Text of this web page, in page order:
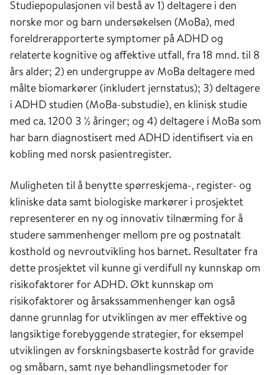
Studiepopulasjonen vil bestå av 1) deltagere i den
norske mor og barn undersøkelsen (MoBa), med
foreldrerapporterte symptomer på ADHD og
relaterte kognitive og affektive utfall, fra 18 mnd. til 8
års alder; 2) en undergruppe av MoBa deltagere med
målte biomarkører (inkludert jernstatus); 3) deltagere
i ADHD studien (MoBa-substudie), en klinisk studie
med ca. 1200 3 ½ åringer; og 4) deltagere i MoBa som
har barn diagnostisert med ADHD identifisert via en
kobling med norsk pasientregister.
Muligheten til å benytte spørreskjema-, register- og
kliniske data samt biologiske markører i prosjektet
representerer en ny og innovativ tilnærming for å
studere sammenhenger mellom pre og postnatalt
kosthold og nevroutvikling hos barnet. Resultater fra
dette prosjektet vil kunne gi verdifull ny kunnskap om
risikofaktorer for ADHD. Økt kunnskap om
risikofaktorer og årsakssammenhenger kan også
danne grunnlag for utviklingen av mer effektive og
langsiktige forebyggende strategier, for eksempel
utviklingen av forskningsbaserte kostråd for gravide
og småbarn, samt nye behandlingsmetoder for